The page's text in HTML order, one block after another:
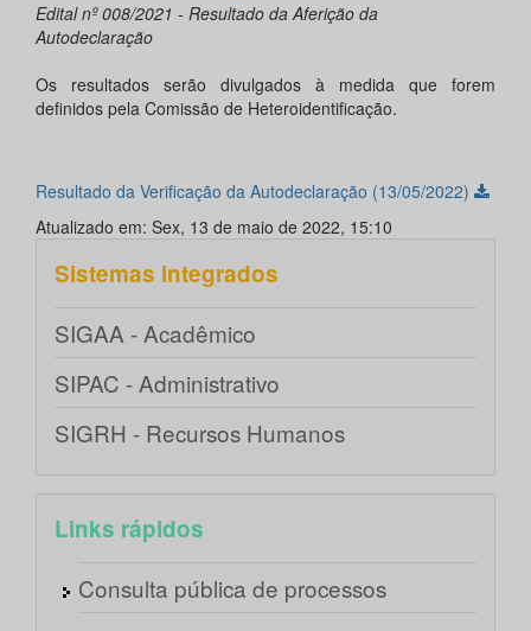
Edital nº 008/2021 - Resultado da Aferição da
Autodeclaração
Os resultados serão divulgados à medida que forem
definidos pela Comissão de Heteroidentificação.
Resultado da Verificação da Autodeclaração (13/05/2022)
Atualizado em: Sex, 13 de maio de 2022, 15:10
Sistemas integrados
SIGAA - Acadêmico
SIPAC - Administrativo
SIGRH - Recursos Humanos
Links rápidos
Consulta pública de processos